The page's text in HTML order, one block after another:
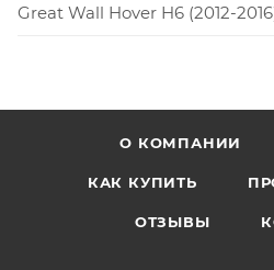
Great Wall Hover H6 (2012-
О КОМПАНИИ
КАК КУПИТЬ
ОТЗЫВЫ